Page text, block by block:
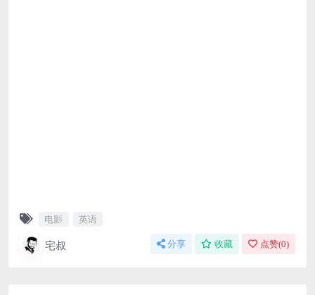
电影 英语
宅叔 分享 收藏 点赞(0)